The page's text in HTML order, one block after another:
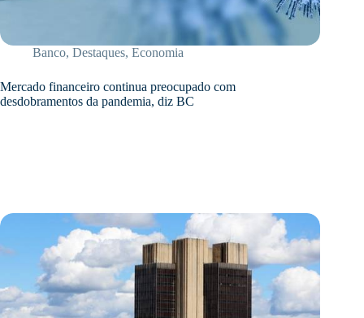
Banco, Destaques, Economia
Mercado financeiro continua preocupado com
desdobramentos da pandemia, diz BC